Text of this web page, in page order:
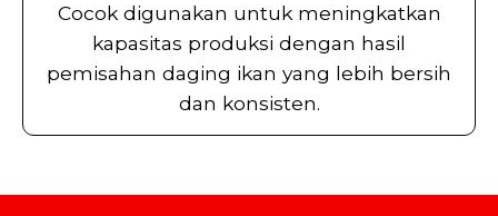
Cocok digunakan untuk meningkatkan
kapasitas produksi dengan hasil
pemisahan daging ikan yang lebih bersih
dan konsisten.